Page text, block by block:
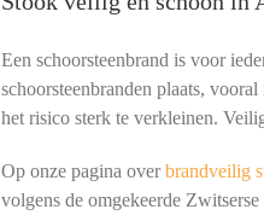
Een schoorsteenbrand is voor
schoorsteenbranden plaats,
het risico sterk te verkleinen.
Op onze pagina overbrandveilig
volgens de omgekeerde